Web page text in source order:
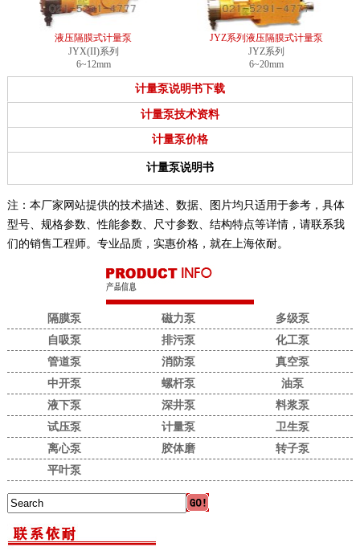
液压隔膜式计量泵
JYX(II)系列
6~12mm
JYZ系列液压隔膜式计量泵
JYZ系列
6~20mm
计量泵说明书下载
计量泵技术资料
计量泵价格
计量泵说明书
注：本厂家网站提供的技术描述、数据、图片均只适用于参考，具体
型号、规格参数、性能参数、尺寸参数、结构特点等详情，请联系我
们的销售工程师。专业品质，实惠价格，就在上海依耐。
隔膜泵 磁力泵
多级泵
自吸泵
排污泵
化工泵
管道泵
消防泵
真空泵
中开泵
螺杆泵
油泵
液下泵
深井泵
料浆泵
试压泵
计量泵
卫生泵
离心泵
胶体磨
转子泵
平叶泵